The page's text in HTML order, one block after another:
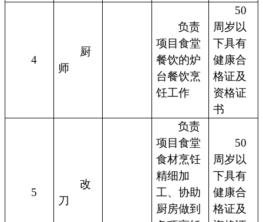
4
厨
师
负责
项目食堂
餐饮的炉
台餐饮烹
饪工作
50
周岁以
下具有
健康合
格证及
资格证
书
5
改
刀
负责
项目食堂
食材烹饪
精细加
工、协助
厨房做到
50
周岁以
下具有
健康合
格证及